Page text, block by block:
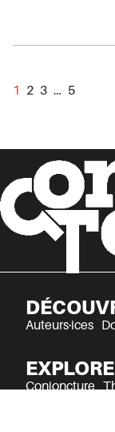
1 2 3 … 5
Auteurs·ices
Conjoncture